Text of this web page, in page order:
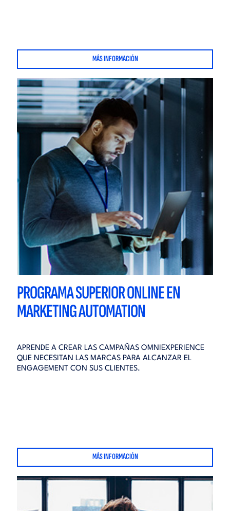
MÁS INFORMACIÓN
PROGRAMA SUPERIOR ONLINE EN
MARKETING AUTOMATION
APRENDE A CREAR LAS CAMPAÑAS OMNIEXPERIENCE
QUE NECESITAN LAS MARCAS PARA ALCANZAR EL
ENGAGEMENT CON SUS CLIENTES.
MÁS INFORMACIÓN